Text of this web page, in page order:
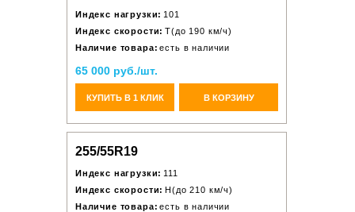
Индекс нагрузки: 101
Индекс скорости: T(до 190 км/ч)
Наличие товара: есть в наличии
65 000 руб./шт.
КУПИТЬ В 1 КЛИК В КОРЗИНУ
255/55R19
Индекс нагрузки: 111
Индекс скорости: H(до 210 км/ч)
Наличие товара: есть в наличии